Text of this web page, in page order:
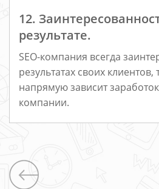
12.
результате.
SEO-компания всегда
результатах своих клиентов,
напрямую зависит
компании.